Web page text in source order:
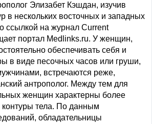
Элизабет Кэшдан, изучив
в нескольких восточных и западных
ссылкой на журнал Current
портал Medlinks.ru. У женщин,
обеспечивать себя и
в виде песочных часов или груши,
встречаются реже,
антрополог. Между тем для
женщин характерны более
контуры тела. По данным
обладательницы